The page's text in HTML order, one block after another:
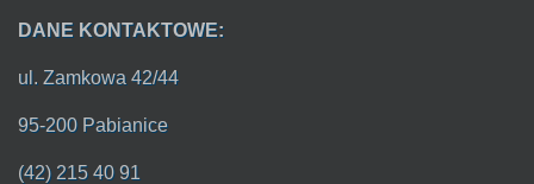
DANE KONTAKTOWE:
ul. Zamkowa 42/44
95-200 Pabianice
(42) 215 40 91